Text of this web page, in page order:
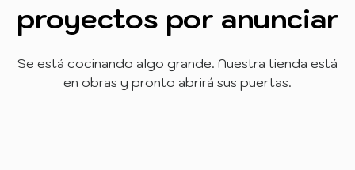
proyectos por anunciar
Se está cocinando algo grande. Nuestra tienda está
en obras y pronto abrirá sus puertas.